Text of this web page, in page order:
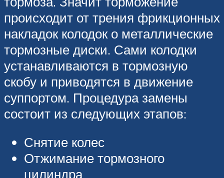
происходит от трения фрикционных
накладок колодок о металлические
тормозные диски. Сами колодки
устанавливаются в тормозную
скобу и приводятся в движение
суппортом. Процедура замены
состоит из следующих этапов:
Снятие колес
Отжимание тормозного
цилиндра